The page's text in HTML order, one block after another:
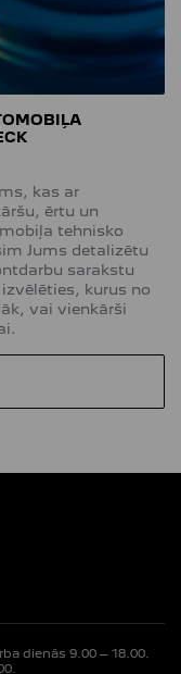
kas ar
ērtu un
tehnisko
Jums detalizētu
sarakstu
kurus no
vai vienkārši
dienās 9.00 – 18.00.